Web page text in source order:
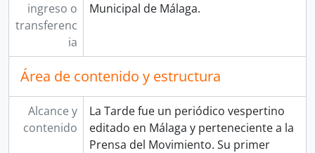
ingreso o
transferenc
ia
Municipal de Málaga.
Área de contenido y estructura
Alcance y
contenido
La Tarde fue un periódico vespertino
editado en Málaga y perteneciente a la
Prensa del Movimiento.​ Su primer